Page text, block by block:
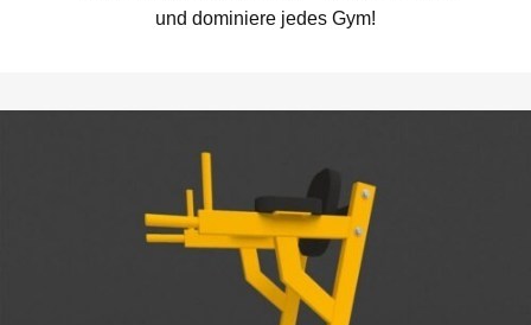
und dominiere jedes Gym!